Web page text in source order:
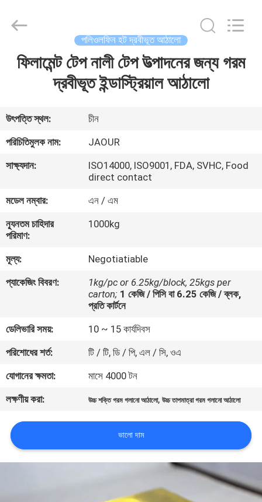
বাড়ি
আমাদের
সম্পর্কে
কারখানা
ভ্রমণ
মান
নিয়ন্ত্রণ
সাথে
যোগাযোগ
করুন
মামলা
Adhesive
Products
Reserved.
পলিওলফিন হট দ্রবীভূত আঠালো
ফিলামেন্ট টেপ নালী টেপ উত্পাদনের জন্য গরম
দ্রবীভূত ইন্ডাস্ট্রিয়াল আঠালো
উৎপত্তি স্থল:
চীন
পরিচিতিমুলক নাম:
JAOUR
সাক্ষ্যদান:
ISO14000, ISO9001, FDA, SVHC, Food
direct contact
মডেল নম্বার:
এন / এম
ন্যূনতম চাহিদার
পরিমাণ:
1000kg
মূল্য:
Negotiatiable
প্যাকেজিং বিবরণ:
1kg/pc or 6.25kg/block, 25kgs per
carton; 1 কেজি / পিসি বা 6.25 কেজি / ব্লক,
প্রতি কার্টনে
ডেলিভারি সময়:
10 ~ 15 কার্যদিবস
পরিশোধের শর্ত:
টি / টি, ডি / পি, এল / সি, ওএ
যোগানের ক্ষমতা:
মাসে 4000 টন
লক্ষণীয় করা:
উচ্চ শক্তি গরম গলানো আঠালো,উচ্চ তাপমাত্রা গরম গলানো আঠালো
ভালো দাম